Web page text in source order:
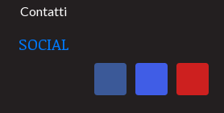
Contatti
SOCIAL